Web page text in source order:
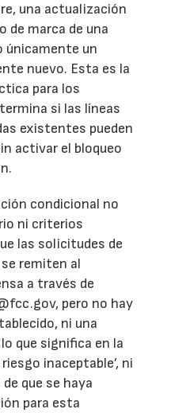
una actualización
de marca de una
un
nuevo. Esta es la
para los
si las líneas
existentes pueden
activar el bloqueo
condicional no
ni criterios
las solicitudes de
remiten al
a través de
pero no hay
ni una
que significa en la
inaceptable’, ni
que se haya
para esta